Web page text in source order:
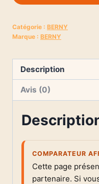
Catégorie : BERNY
Marque : BERNY
Description
Avis (0)
COMPARATEUR
Cette page
partenaire. Si